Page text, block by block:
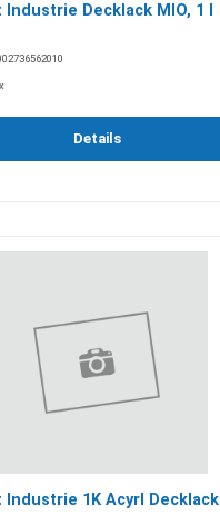
Decklack MIO, 1 l
Details
1K Acyrl Decklack